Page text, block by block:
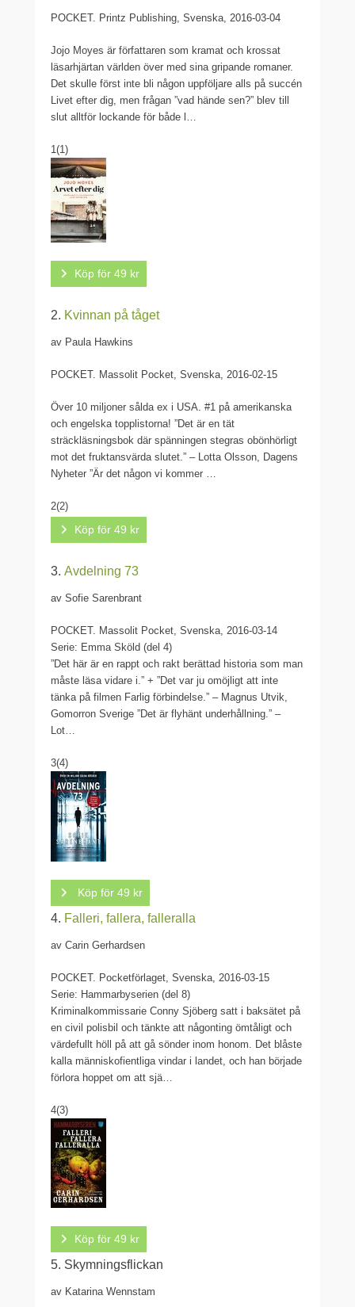
POCKET. Printz Publishing, Svenska, 2016-03-04
Jojo Moyes är författaren som kramat och krossat
läsarhjärtan världen över med sina gripande romaner.
Det skulle först inte bli någon uppföljare alls på succén
Livet efter dig, men frågan ”vad hände sen?” blev till
slut alltför lockande för både l…
1(1)
Köp för 49 kr
2. Kvinnan på tåget
av Paula Hawkins
POCKET. Massolit Pocket, Svenska, 2016-02-15
Över 10 miljoner sålda ex i USA. #1 på amerikanska
och engelska topplistorna! ”Det är en tät
sträckläsningsbok där spänningen stegras obönhörligt
mot det fruktansvärda slutet.” – Lotta Olsson, Dagens
Nyheter ”Är det någon vi kommer …
2(2)
Köp för 49 kr
3. Avdelning 73
av Sofie Sarenbrant
POCKET. Massolit Pocket, Svenska, 2016-03-14
Serie: Emma Sköld (del 4)
”Det här är en rappt och rakt berättad historia som man
måste läsa vidare i.” + ”Det var ju omöjligt att inte
tänka på filmen Farlig förbindelse.” – Magnus Utvik,
Gomorron Sverige ”Det är flyhänt underhållning.” –
Lot…
3(4)
Köp för 49 kr
4. Falleri, fallera, falleralla
av Carin Gerhardsen
POCKET. Pocketförlaget, Svenska, 2016-03-15
Serie: Hammarbyserien (del 8)
Kriminalkommissarie Conny Sjöberg satt i baksätet på
en civil polisbil och tänkte att någonting ömtåligt och
värdefullt höll på att gå sönder inom honom. Det blåste
kalla människofientliga vindar i landet, och han började
förlora hoppet om att sjä…
4(3)
Köp för 49 kr
5. Skymningsflickan
av Katarina Wennstam